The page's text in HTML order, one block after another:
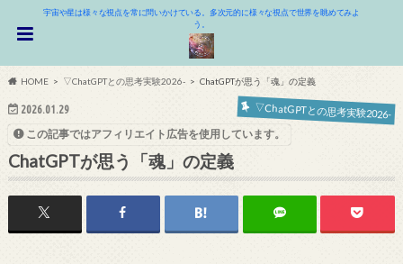
宇宙や星は様々な視点を常に問いかけている。多次元的に様々な視点で世界を眺めてみよ
う。
HOME ▽ChatGPTとの思考実験2026- ChatGPTが思う「魂」の定義
2026.01.29 ▽ChatGPTとの思考実験2026-
この記事ではアフィリエイト広告を使用しています。
ChatGPTが思う「魂」の定義